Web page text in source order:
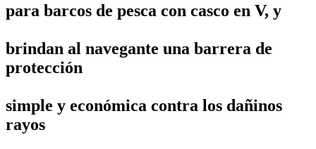
para barcos de pesca con casco en V, y
brindan al navegante una barrera de
protección
simple y económica contra los dañinos
rayos